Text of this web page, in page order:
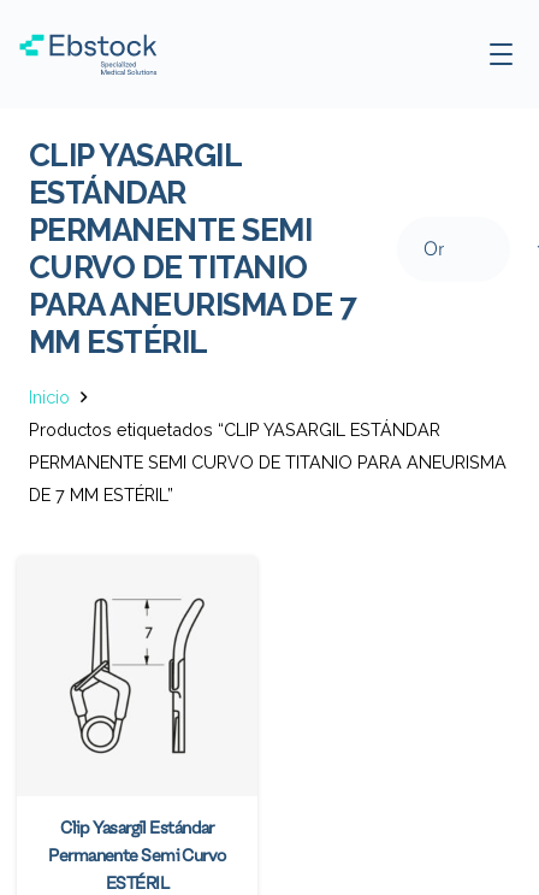
CLIP YASARGIL
ESTÁNDAR
PERMANENTE SEMI
CURVO DE TITANIO
PARA ANEURISMA DE 7
MM ESTÉRIL
Inicio
Productos etiquetados “CLIP YASARGIL ESTÁNDAR
PERMANENTE SEMI CURVO DE TITANIO PARA ANEURISMA
DE 7 MM ESTÉRIL”
Clip Yasargil Estándar
Permanente Semi Curvo
ESTÉRIL